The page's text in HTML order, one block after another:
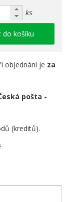
ks
do košíku
objednání je za
pošta -
(kreditů).